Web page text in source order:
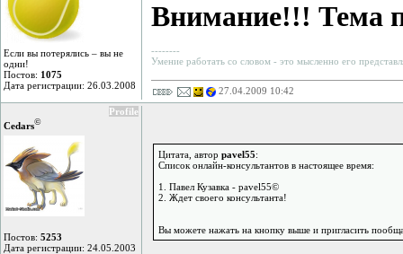
Если вы потерялись – вы не
одни!
Постов: 1075
Дата регистрации: 26.03.2008
Внимание!!! Тема
--------
Умение работать со словом - это мысленно его
27.04.2009 10:42
Profile
Cedars©
Постов: 5253
Дата регистрации: 24.05.2003
Цитата, автор pavel55:
Список онлайн-консультантов в настоящее время:
1. Павел Кузавка - pavel55©
2. Ждет своего консультанта!
Вы можете нажать на кнопку выше и пригласить